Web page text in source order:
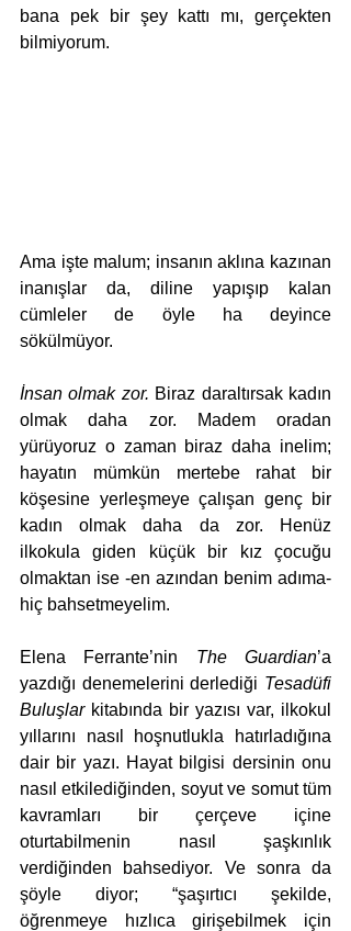
bana pek bir şey kattı mı, gerçekten
bilmiyorum.
Ama işte malum; insanın aklına kazınan
inanışlar da, diline yapışıp kalan
cümleler de öyle ha deyince
sökülmüyor.
İnsan olmak zor. Biraz daraltırsak kadın
olmak daha zor. Madem oradan
yürüyoruz o zaman biraz daha inelim;
hayatın mümkün mertebe rahat bir
köşesine yerleşmeye çalışan genç bir
kadın olmak daha da zor. Henüz
ilkokula giden küçük bir kız çocuğu
olmaktan ise -en azından benim adıma-
hiç bahsetmeyelim.
Elena Ferrante’nin The Guardian’a
yazdığı denemelerini derlediği Tesadüfi
Buluşlar kitabında bir yazısı var, ilkokul
yıllarını nasıl hoşnutlukla hatırladığına
dair bir yazı. Hayat bilgisi dersinin onu
nasıl etkilediğinden, soyut ve somut tüm
kavramları bir çerçeve içine
oturtabilmenin nasıl şaşkınlık
verdiğinden bahsediyor. Ve sonra da
şöyle diyor; “şaşırtıcı şekilde,
öğrenmeye hızlıca girişebilmek için